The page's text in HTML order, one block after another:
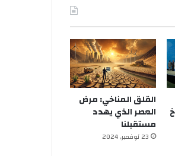
القلق المناخي: مرض
العصر الذي يهدد
مستقبلنا
23 نوفمبر, 2024